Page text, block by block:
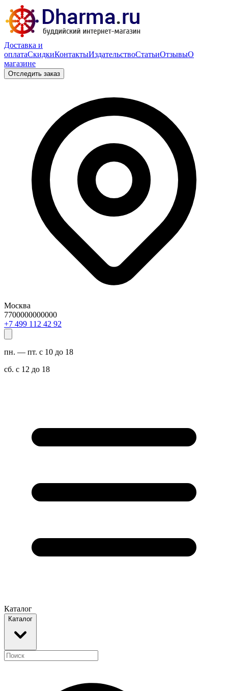
Доставка и
оплатаСкидкиКонтактыИздательствоСтатьиОтзывыО
магазине
Отследить заказ
Москва
7700000000000
29 24 211 994 7+
пн. — пт. с 10 до 18
сб. с 12 до 18
Каталог
Каталог